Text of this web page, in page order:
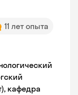
11 лет опыта
кафедра